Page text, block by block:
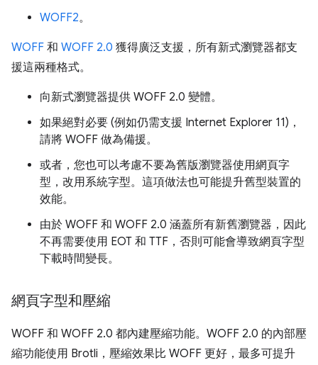
WOFF2。
WOFF 和 WOFF 2.0 獲得廣泛支援，所有新式瀏覽器都支
援這兩種格式。
向新式瀏覽器提供 WOFF 2.0 變體。
如果絕對必要 (例如仍需支援 Internet Explorer 11)，
請將 WOFF 做為備援。
或者，您也可以考慮不要為舊版瀏覽器使用網頁字
型，改用系統字型。這項做法也可能提升舊型裝置的
效能。
由於 WOFF 和 WOFF 2.0 涵蓋所有新舊瀏覽器，因此
不再需要使用 EOT 和 TTF，否則可能會導致網頁字型
下載時間變長。
網頁字型和壓縮
WOFF 和 WOFF 2.0 都內建壓縮功能。WOFF 2.0 的內部壓
縮功能使用 Brotli，壓縮效果比 WOFF 更好，最多可提升